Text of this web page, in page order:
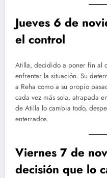
Jueves 6 de
el control
Atilla, decidido a poner fin al
enfrentar la situación. Su
a Reha como a su propio
cada vez más sola, atrapada
de Atilla lo cambia todo,
enterrados.
Viernes 7 de
decisión que lo